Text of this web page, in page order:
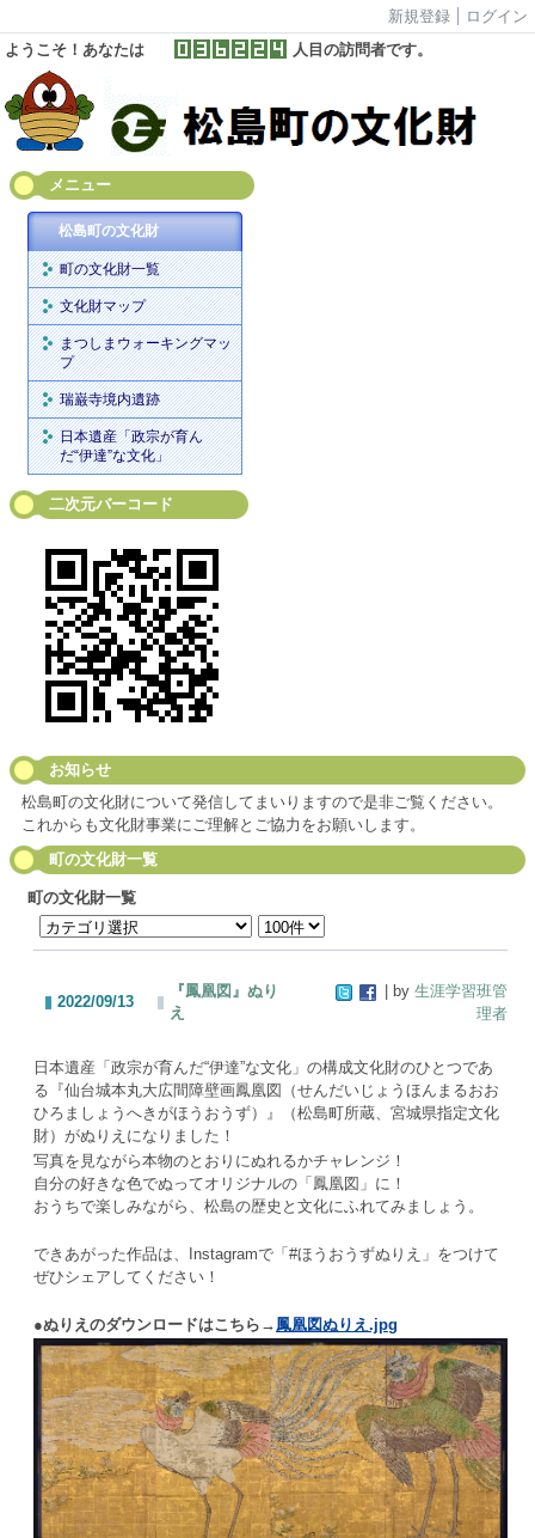
新規登録
ログイン
ようこそ！あなたは
人目の訪問者です。
メニュー
松島町の文化財
町の文化財一覧
文化財マップ
まつしまウォーキングマッ
プ
瑞巌寺境内遺跡
日本遺産「政宗が育ん
だ“伊達”な文化」
二次元バーコード
お知らせ
松島町の文化財について発信してまいりますので是非ご覧ください。
これからも文化財事業にご理解とご協力をお願いします。
町の文化財一覧
町の文化財一覧
2022/09/13
『鳳凰図』ぬり
え
| by 生涯学習班管
理者
日本遺産「政宗が育んだ“伊達”な文化」の構成文化財のひとつであ
る『仙台城本丸大広間障壁画鳳凰図（せんだいじょうほんまるおお
ひろましょうへきがほうおうず）』（松島町所蔵、宮城県指定文化
財）がぬりえになりました！
写真を見ながら本物のとおりにぬれるかチャレンジ！
自分の好きな色でぬってオリジナルの「鳳凰図」に！
おうちで楽しみながら、松島の歴史と文化にふれてみましょう。
できあがった作品は、Instagramで「#ほうおうずぬりえ」をつけて
ぜひシェアしてください！
●ぬりえのダウンロードはこちら→鳳凰図ぬりえ.jpg